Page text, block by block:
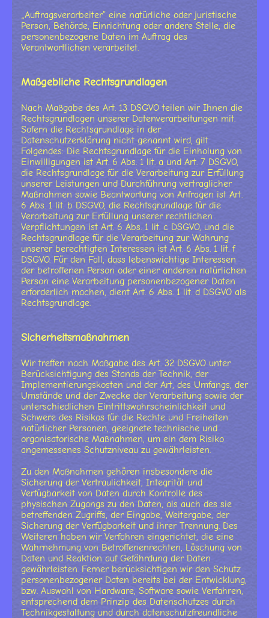
„Auftragsverarbeiter“ eine natürliche oder juristische
Person, Behörde, Einrichtung oder andere Stelle, die
personenbezogene Daten im Auftrag des
Verantwortlichen verarbeitet.
Maßgebliche Rechtsgrundlagen
Nach Maßgabe des Art. 13 DSGVO teilen wir Ihnen die
Rechtsgrundlagen unserer Datenverarbeitungen mit.
Sofern die Rechtsgrundlage in der
Datenschutzerklärung nicht genannt wird, gilt
Folgendes: Die Rechtsgrundlage für die Einholung von
Einwilligungen ist Art. 6 Abs. 1 lit. a und Art. 7 DSGVO,
die Rechtsgrundlage für die Verarbeitung zur Erfüllung
unserer Leistungen und Durchführung vertraglicher
Maßnahmen sowie Beantwortung von Anfragen ist Art.
6 Abs. 1 lit. b DSGVO, die Rechtsgrundlage für die
Verarbeitung zur Erfüllung unserer rechtlichen
Verpflichtungen ist Art. 6 Abs. 1 lit. c DSGVO, und die
Rechtsgrundlage für die Verarbeitung zur Wahrung
unserer berechtigten Interessen ist Art. 6 Abs. 1 lit. f
DSGVO. Für den Fall, dass lebenswichtige Interessen
der betroffenen Person oder einer anderen natürlichen
Person eine Verarbeitung personenbezogener Daten
erforderlich machen, dient Art. 6 Abs. 1 lit. d DSGVO als
Rechtsgrundlage.
Sicherheitsmaßnahmen
Wir treffen nach Maßgabe des Art. 32 DSGVO unter
Berücksichtigung des Stands der Technik, der
Implementierungskosten und der Art, des Umfangs, der
Umstände und der Zwecke der Verarbeitung sowie der
unterschiedlichen Eintrittswahrscheinlichkeit und
Schwere des Risikos für die Rechte und Freiheiten
natürlicher Personen, geeignete technische und
organisatorische Maßnahmen, um ein dem Risiko
angemessenes Schutzniveau zu gewährleisten.
Zu den Maßnahmen gehören insbesondere die
Sicherung der Vertraulichkeit, Integrität und
Verfügbarkeit von Daten durch Kontrolle des
physischen Zugangs zu den Daten, als auch des sie
betreffenden Zugriffs, der Eingabe, Weitergabe, der
Sicherung der Verfügbarkeit und ihrer Trennung. Des
Weiteren haben wir Verfahren eingerichtet, die eine
Wahrnehmung von Betroffenenrechten, Löschung von
Daten und Reaktion auf Gefährdung der Daten
gewährleisten. Ferner berücksichtigen wir den Schutz
personenbezogener Daten bereits bei der Entwicklung,
bzw. Auswahl von Hardware, Software sowie Verfahren,
entsprechend dem Prinzip des Datenschutzes durch
Technikgestaltung und durch datenschutzfreundliche